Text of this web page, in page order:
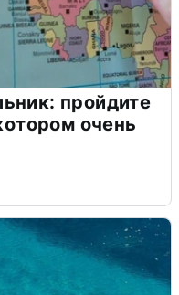
пройдите
очень